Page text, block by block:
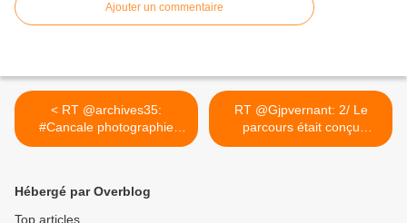
Ajouter un commentaire
< RT @archives35:
#Cancale photographie
aérienne...
RT @Gjpvernant: 2/ Le
parcours était conçu
comme... >
Hébergé par Overblog
Top articles